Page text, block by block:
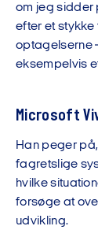
om jeg sidder
efter et
optagelserne
eksempelvis
Microsoft
Han peger
fagretslige
hvilke
forsøge at
udvikling.